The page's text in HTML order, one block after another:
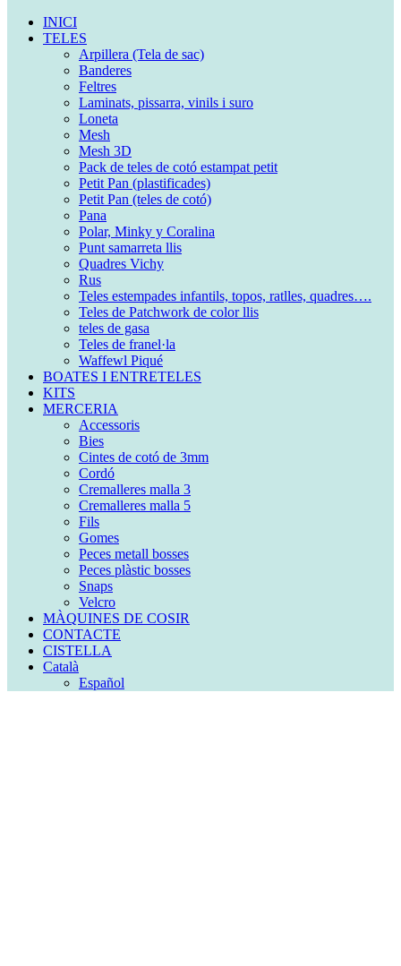
INICI
TELES
Arpillera (Tela de sac)
Banderes
Feltres
Laminats, pissarra, vinils i suro
Loneta
Mesh
Mesh 3D
Pack de teles de cotó estampat petit
Petit Pan (plastificades)
Petit Pan (teles de cotó)
Pana
Polar, Minky y Coralina
Punt samarreta llis
Quadres Vichy
Rus
Teles estempades infantils, topos, ratlles, quadres….
Teles de Patchwork de color llis
teles de gasa
Teles de franel·la
Waffewl Piqué
BOATES I ENTRETELES
KITS
MERCERIA
Accessoris
Bies
Cintes de cotó de 3mm
Cordó
Cremalleres malla 3
Cremalleres malla 5
Fils
Gomes
Peces metall bosses
Peces plàstic bosses
Snaps
Velcro
MÀQUINES DE COSIR
CONTACTE
CISTELLA
Català
Español